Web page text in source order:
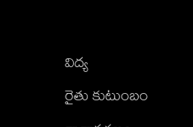
విద్య
రైతు కుటుంబం